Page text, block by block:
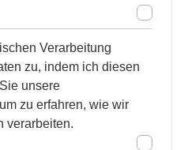
Verarbeitung
zu, indem ich diesen
unsere
zu erfahren, wie wir
verarbeiten.